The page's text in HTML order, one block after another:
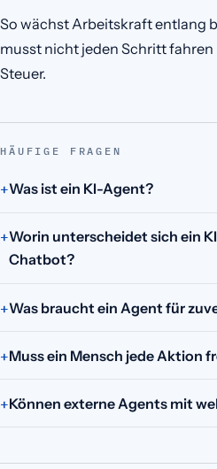
So wächst Arbeitskraft entlang
musst nicht jeden Schritt fahren
Steuer.
HÄUFIGE FRAGEN
Was ist ein KI-Agent?
Worin unterscheidet sich ein
Chatbot?
Was braucht ein Agent für
Muss ein Mensch jede Aktion
Können externe Agents mit